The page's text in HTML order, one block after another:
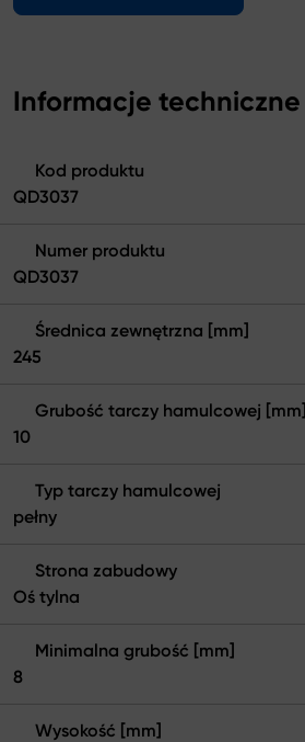
Informacje techniczne
Kod produktu
QD3037
Numer produktu
QD3037
Średnica zewnętrzna [mm]
245
Grubość tarczy hamulcowej [mm]
10
Typ tarczy hamulcowej
pełny
Strona zabudowy
Oś tylna
Minimalna grubość [mm]
8
Wysokość [mm]